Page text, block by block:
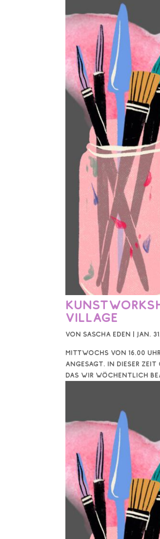
Village
von Sascha Eden | Jan.
Mittwochs von 16.00
angesagt. In dieser Zeit
das wir wöchentlich